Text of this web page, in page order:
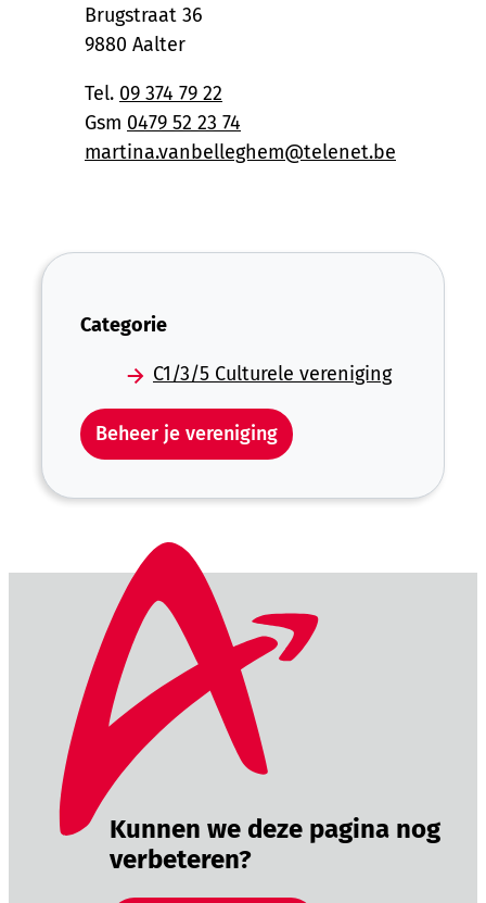
AdresBrugstraat 36
,9880 Aalter
09 374 79 22
0479 52 23 74
E-mailmartina.vanbelleghem@telenet.be
Categorie
C1/3/5 Culturele vereniging
Beheer je vereniging
Kunnen we deze pagina nog
verbeteren?